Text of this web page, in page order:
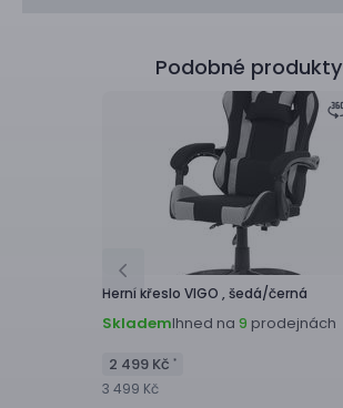
Podobné produkty
Herní křeslo VIGO , šedá/černá
SklademIhned na 9 prodejnách
2 499 Kč *
3 499 Kč